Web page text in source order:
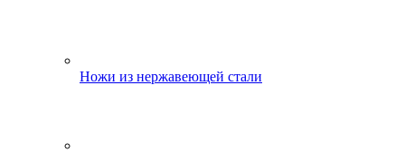
Ножи из нержавеющей стали